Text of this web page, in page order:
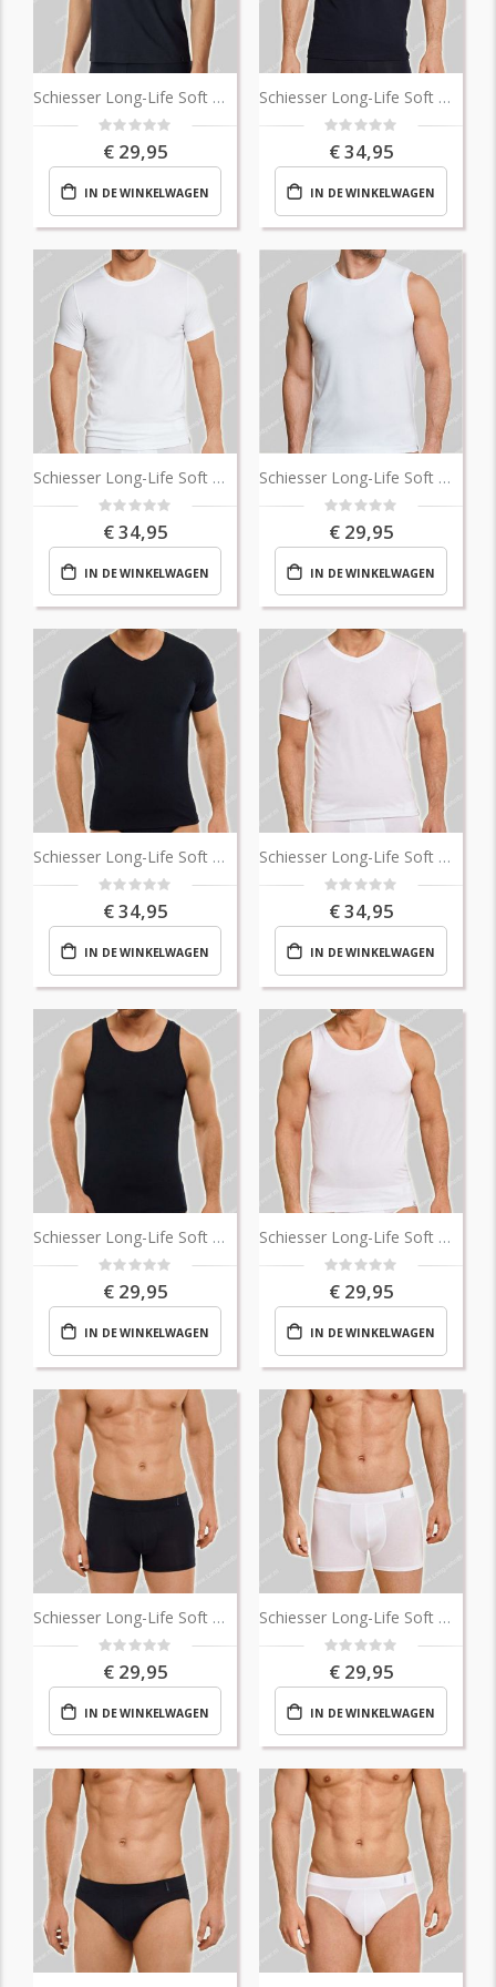
Schiesser Long-Life Soft Micro Tank Top
Rating:
€ 29,95
IN DE WINKELWAGEN
Schiesser Long-Life Soft Micro T-Shirt
Rating:
€ 34,95
IN DE WINKELWAGEN
Schiesser Long-Life Soft Micro T-Shirt
Rating:
0%
€ 34,95
IN DE WINKELWAGEN
Schiesser Long-Life Soft MicroTank Top
Rating:
0%
€ 29,95
IN DE WINKELWAGEN
Schiesser Long-Life Soft Micro V-Shirt
Rating:
€ 34,95
IN DE WINKELWAGEN
Schiesser Long-Life Soft Micro V-Shirt
Rating:
€ 34,95
IN DE WINKELWAGEN
Schiesser Long-Life Soft Micro Singlet
Rating:
0%
€ 29,95
IN DE WINKELWAGEN
Schiesser Long-Life Soft Micro Singlet
Rating:
0%
€ 29,95
IN DE WINKELWAGEN
Schiesser Long-Life Soft Micro Shorts
Rating:
0%
€ 29,95
IN DE WINKELWAGEN
Schiesser Long-Life Soft Micro Shorts
Rating:
0%
€ 29,95
IN DE WINKELWAGEN